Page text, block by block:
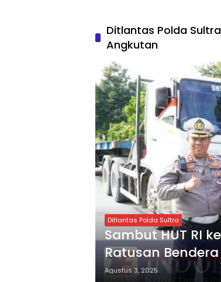
Ditlantas Polda
Angkutan
Ditlantas Polda Sultra
Sambut HUT RI
Ratusan
Agustus 3, 2025